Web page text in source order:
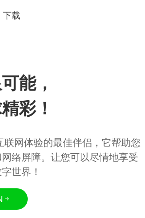
下载
能，
彩！
联网体验的最佳伴侣，它帮助您
络屏障。让您可以尽情地享受
世界！